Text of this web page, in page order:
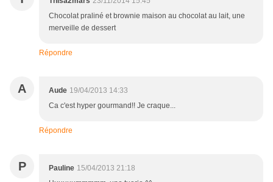
Chocolat praliné et brownie maison au chocolat au lait, une
merveille de dessert
Répondre
A Aude 19/04/2013 14:33
Ca c'est hyper gourmand!! Je craque...
Répondre
P Pauline 15/04/2013 21:18